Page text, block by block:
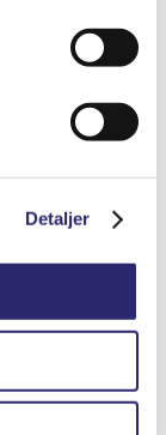
Detaljer
Detaljer